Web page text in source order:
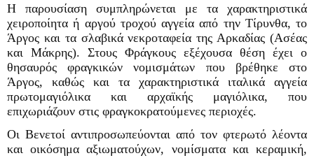
Η παρουσίαση συμπληρώνεται με τα χαρακτηριστικά
χειροποίητα ή αργού τροχού αγγεία από την Τίρυνθα, το
Άργος και τα σλαβικά νεκροταφεία της Αρκαδίας (Ασέας
και Μάκρης). Στους Φράγκους εξέχουσα θέση έχει ο
θησαυρός φραγκικών νομισμάτων που βρέθηκε στο
Άργος, καθώς και τα χαρακτηριστικά ιταλικά αγγεία
πρωτομαγιόλικα και αρχαϊκής μαγιόλικα, που
επιχωριάζουν στις φραγκοκρατούμενες περιοχές.
Οι Βενετοί αντιπροσωπεύονται από τον φτερωτό λέοντα
και οικόσημα αξιωματούχων, νομίσματα και κεραμική,